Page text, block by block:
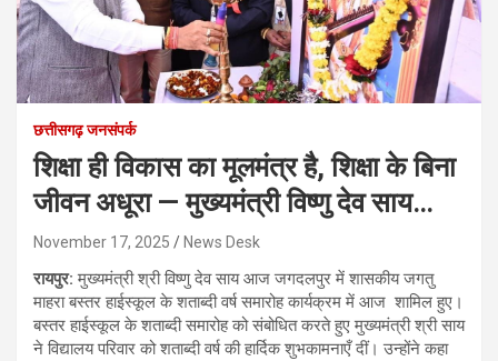
छत्तीसगढ़ जनसंपर्क
शिक्षा ही विकास का मूलमंत्र है, शिक्षा के बिना
जीवन अधूरा — मुख्यमंत्री विष्णु देव साय…
November 17, 2025 News Desk
रायपुर:मुख्यमंत्री श्री विष्णु देव साय आज जगदलपुर में शासकीय जगतु
माहरा बस्तर हाईस्कूल के शताब्दी वर्ष समारोह कार्यक्रम में आज शामिल हुए।
बस्तर हाईस्कूल के शताब्दी समारोह को संबोधित करते हुए मुख्यमंत्री श्री साय
ने विद्यालय परिवार को शताब्दी वर्ष की हार्दिक शुभकामनाएँ दीं। उन्होंने कहा